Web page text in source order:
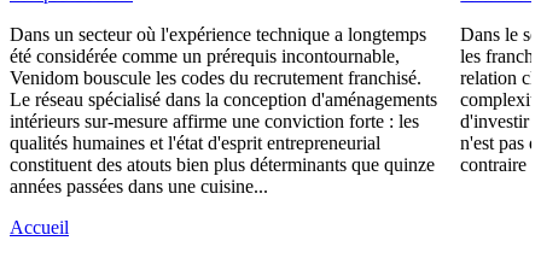
Dans un secteur où l'expérience technique a longtemps
été considérée comme un prérequis incontournable,
Venidom bouscule les codes du recrutement franchisé.
Le réseau spécialisé dans la conception d'aménagements
intérieurs sur-mesure affirme une conviction forte : les
qualités humaines et l'état d'esprit entrepreneurial
constituent des atouts bien plus déterminants que quinze
années passées dans une cuisine...
Dans le
les
relation
d'investir
n'est pas
contraire
Accueil